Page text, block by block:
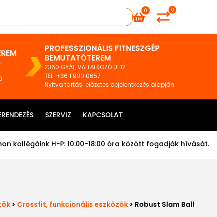
0 0
PROFESSZIONÁLIS FITNESZGÉP
BEMUTATÓTEREM
2360 GYÁL, VÁLLALKOZÓ U. 12.
TEL: +36 1 900 0657
Nyitva tartás: előzetes bejelentkezés alapján
SZERVIZ KAPCSOLAT
kollégáink H-P: 10:00-18:00 óra között fogadják hívását.
> Crossfit, funkcionális eszközök > Robust Slam Ball